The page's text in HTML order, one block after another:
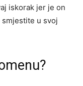
iskorak jer je on
u svoj